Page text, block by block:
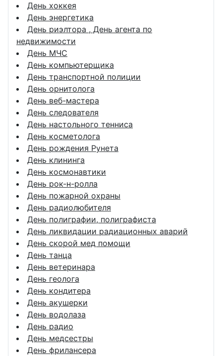
День хоккея
День энергетика
День риэлтора , День агента по
недвижимости
День МЧС
День компьютерщика
День транспортной полиции
День орнитолога
День веб-мастера
День следователя
День настольного тенниса
День косметолога
День рождения Рунета
День клининга
День космонавтики
День рок-н-ролла
День пожарной охраны
День радиолюбителя
День полиграфии, полиграфиста
День ликвидации радиационных аварий
День скорой мед помощи
День танца
День ветеринара
День геолога
День кондитера
День акушерки
День водолаза
День радио
День медсестры
День фрилансера